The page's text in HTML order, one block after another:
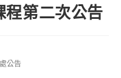
程第二次公告
公告